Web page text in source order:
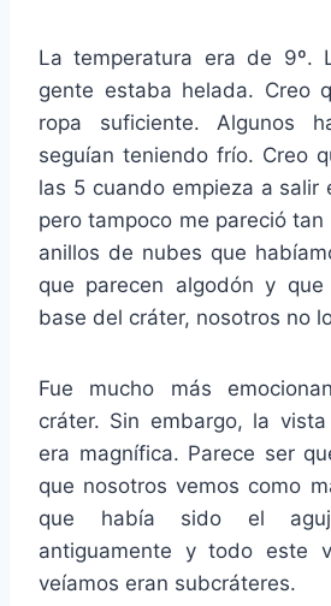
La temperatura era de 9º.
gente estaba helada. Creo
ropa suficiente. Algunos
seguían teniendo frío. Creo
las 5 cuando empieza a salir
pero tampoco me pareció tan
anillos de nubes que
que parecen algodón y
base del cráter, nosotros no
Fue mucho más
cráter. Sin embargo, la
era magnífica. Parece ser
que nosotros vemos como
que había sido el
antiguamente y todo este
veíamos eran subcráteres.